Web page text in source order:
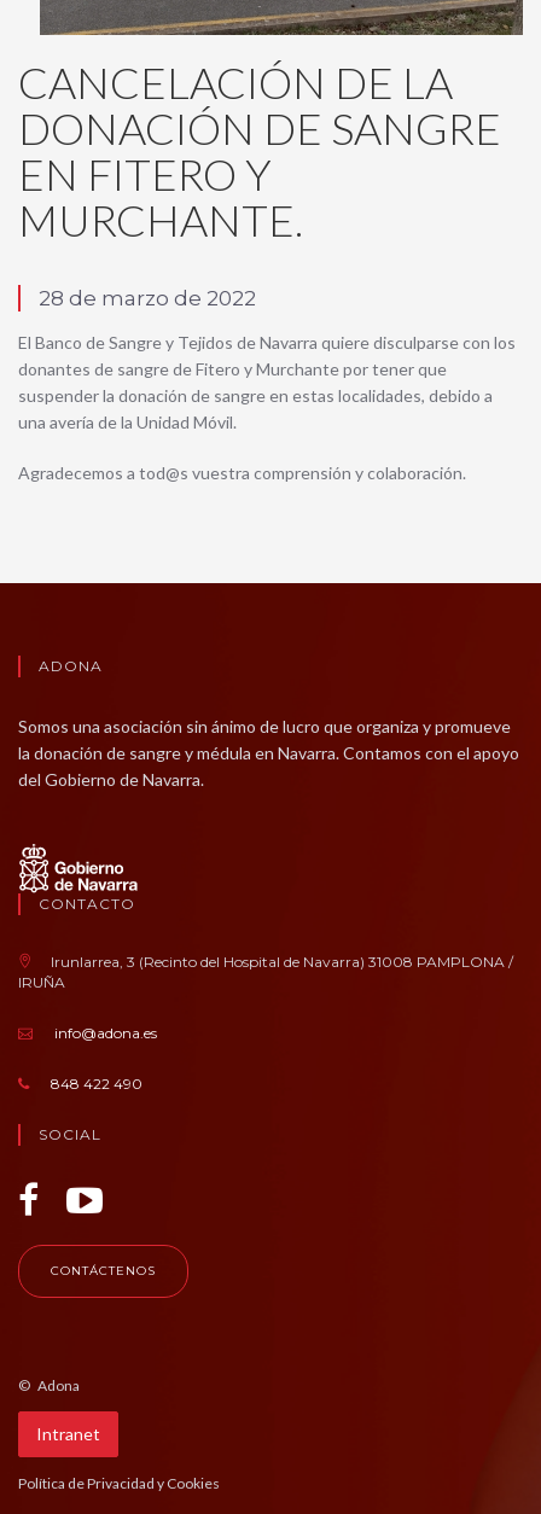
CANCELACIÓN DE LA
DONACIÓN DE SANGRE
EN FITERO Y
MURCHANTE.
28 de marzo de 2022
El Banco de Sangre y Tejidos de Navarra quiere disculparse con los
donantes de sangre de Fitero y Murchante por tener que
suspender la donación de sangre en estas localidades, debido a
una avería de la Unidad Móvil.
Agradecemos a tod@s vuestra comprensión y colaboración.
ADONA
Somos una asociación sin ánimo de lucro que organiza y promueve
la donación de sangre y médula en Navarra. Contamos con el apoyo
del Gobierno de Navarra.
CONTACTO
Irunlarrea, 3 (Recinto del Hospital de Navarra) 31008 PAMPLONA /
IRUÑA
info@adona.es
848 422 490
SOCIAL
CONTÁCTENOS
© Adona
Intranet
Política de Privacidad y Cookies